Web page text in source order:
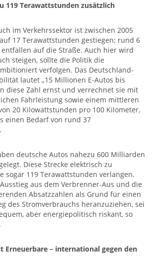
119 Terawattstunden zusätzlich
im Verkehrssektor ist zwischen 2005
17 Terawattstunden gestiegen; rund 6
auf die Straße. Auch hier wird
steigen, sollte die Politik die
verfolgen. Das Deutschland-
lautet „15 Millionen E-Autos bis
diese Zahl ernst und verrechnet sie mit
Fahrleistung sowie einem mittleren
20 Kilowattstunden pro 100 Kilometer,
einen Bedarf von rund 37
deutsche Autos nahezu 600 Milliarden
Diese Strecke elektrisch zu
sogar 119 Terawattstunden verlangen.
aus dem Verbrenner-Aus und die
Absatzzahlen als Grund für einen
des Stromverbrauchs heranzuziehen, sei
aber energiepolitisch riskant, so
Erneuerbare – international gegen den